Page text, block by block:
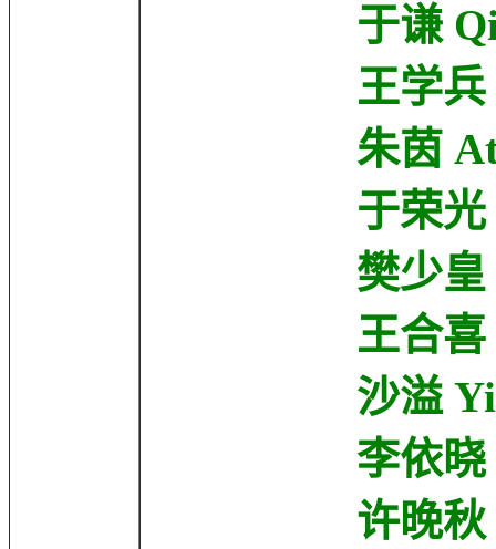
于谦 Qian
王学兵
朱茵
于荣光
樊少皇 Siu-
王合喜 Ken
沙溢 Yi
李依晓
许晚秋